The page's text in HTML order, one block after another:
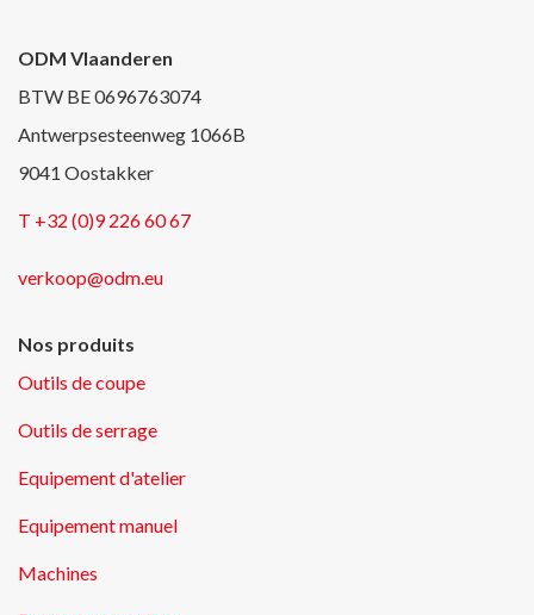
ODM Vlaanderen
BTW BE 0696763074
Antwerpsesteenweg 1066B
9041 Oostakker
T +32 (0)9 226 60 67
verkoop@odm.eu
Nos produits
Outils de coupe
Outils de serrage
Equipement d'atelier
Equipement manuel
Machines